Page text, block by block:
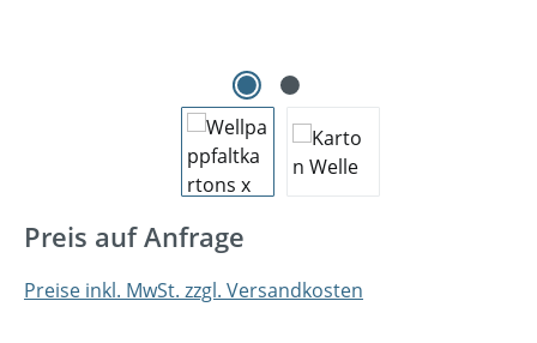
Preis auf Anfrage
Preise inkl. MwSt. zzgl. Versandkosten